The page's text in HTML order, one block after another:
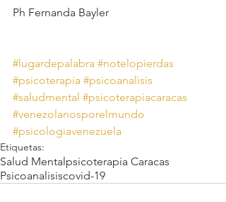
Ph Fernanda Bayler
#lugardepalabra #notelopierdas
#psicoterapia #psicoanalisis
#saludmental #psicoterapiacaracas
#venezolanosporelmundo
#psicologiavenezuela
Etiquetas:
Salud Mental psicoterapia Caracas
Psicoanalisiscovid-19